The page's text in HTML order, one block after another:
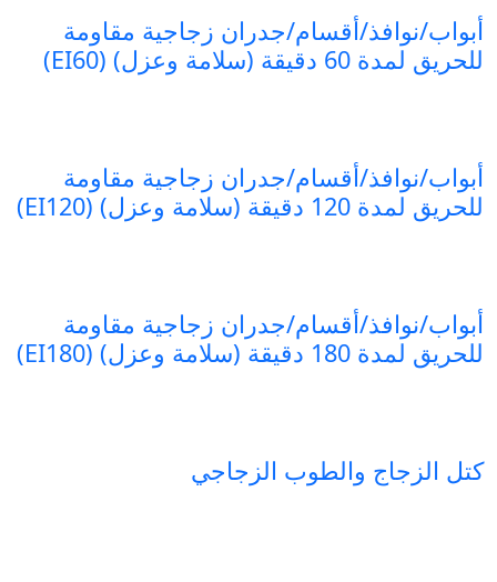
أبواب/نوافذ/أقسام/جدران زجاجية مقاومة
للحريق لمدة 60 دقيقة (سلامة وعزل) (EI60)
أبواب/نوافذ/أقسام/جدران زجاجية مقاومة
للحريق لمدة 120 دقيقة (سلامة وعزل) (EI120)
أبواب/نوافذ/أقسام/جدران زجاجية مقاومة
للحريق لمدة 180 دقيقة (سلامة وعزل) (EI180)
كتل الزجاج والطوب الزجاجي